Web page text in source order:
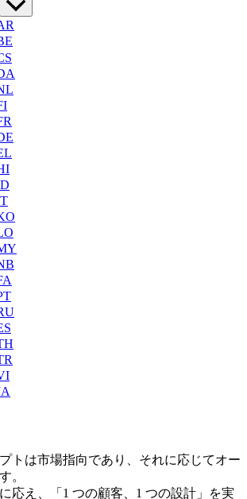
トは市場指向であり、それに応じてオー
。
応え、「1 つの顧客、1 つの設計」を実